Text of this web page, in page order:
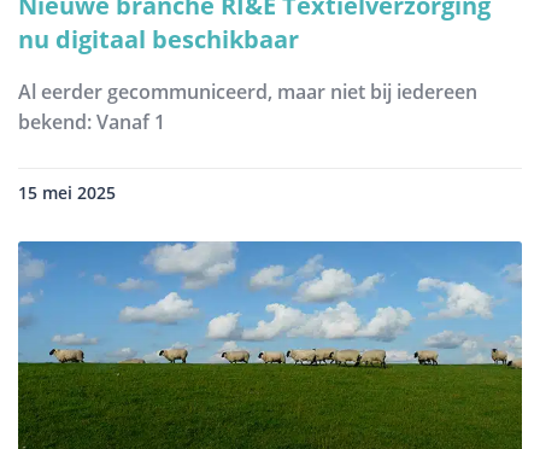
nu digitaal beschikbaar
Al eerder gecommuniceerd, maar niet bij iedereen
bekend: Vanaf 1
15 mei 2025